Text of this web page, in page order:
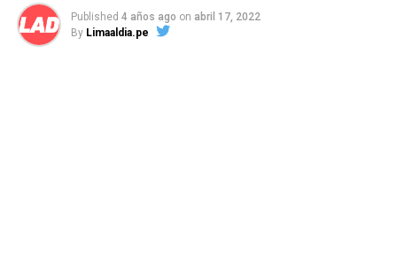
Published 4 años ago on abril 17, 2022
By Limaaldia.pe